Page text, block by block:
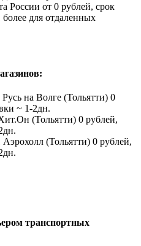
России от 0 рублей, срок
для отдаленных
на Волге (Тольятти) 0
~ 1-2дн.
(Тольятти) 0 рублей,
(Тольятти) 0 рублей,
транспортных